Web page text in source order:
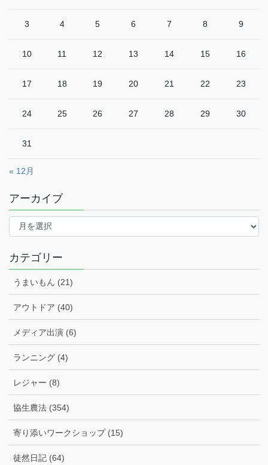
3 4 5 6 7 8 9
10 11 12 13 14 15 16
17 18 19 20 21 22 23
24 25 26 27 28 29 30
31
« 12月
アーカイブ
ア
イ
カテゴリー
うまいもん (21)
アウトドア (40)
メディア出演 (6)
ランニング (4)
レジャー (8)
協生農法 (354)
寄り添いワークショップ (15)
徒然日記 (64)